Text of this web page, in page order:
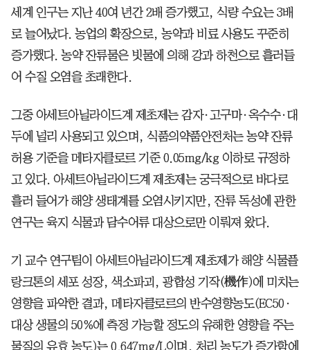
세계 인구는 지난 40여 년간 2배 증가했고, 식량 수요는 3배
로 늘어났다. 농업의 확장으로, 농약과 비료 사용도 꾸준히
증가했다. 농약 잔류물은 빗물에 의해 강과 하천으로 흘러들
어 수질 오염을 초래한다.
그중 아세트아닐라이드계 제초제는 감자·고구마·옥수수·대
두에 널리 사용되고 있으며, 식품의약품안전처는 농약 잔류
허용 기준을 메타자클로르 기준 0.05mg/kg 이하로 규정하
고 있다. 아세트아닐라이드계 제초제는 궁극적으로 바다로
흘러 들어가 해양 생태계를 오염시키지만, 잔류 독성에 관한
연구는 육지 식물과 담수어류 대상으로만 이뤄져 왔다.
기 교수 연구팀이 아세트아닐라이드계 제초제가 해양 식물플
랑크톤의 세포 성장, 색소파괴, 광합성 기작(機作)에 미치는
영향을 파악한 결과, 메타자클로르의 반수영향농도(EC50·
대상 생물의 50%에 측정 가능할 정도의 유해한 영향을 주는
물질의 유효 농도)는 0.647mg/L이며, 처리 농도가 증가함에